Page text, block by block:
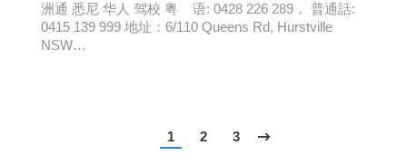
洲通 悉尼 华人 驾校 粤 语: 0428 226 289， 普通話:
0415 139 999 地址：6/110 Queens Rd, Hurstville
NSW…
1 2 3